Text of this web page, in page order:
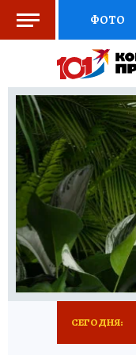
ФОТО
ВЫБОР
РАДИО
СЕГОДНЯ: